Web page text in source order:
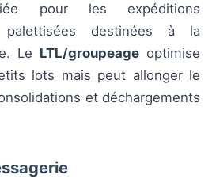
pour les expéditions
palettisées destinées à la
Le LTL/groupeage optimise
lots mais peut allonger le
et déchargements